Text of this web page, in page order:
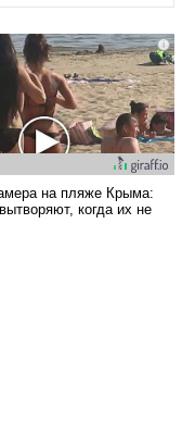
людей. Иногда
эти вопросы
навсегда, но –